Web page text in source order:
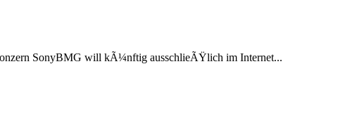
SonyBMG will kÃ¼nftig ausschlieÃŸlich im Internet...